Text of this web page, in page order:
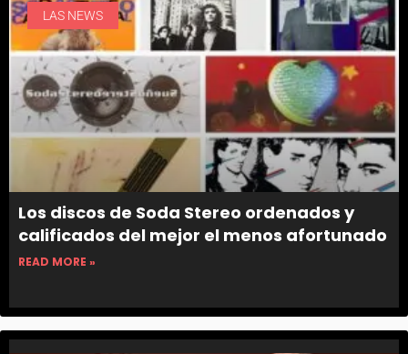
LAS NEWS
Los discos de Soda Stereo ordenados y
calificados del mejor el menos afortunado
READ MORE »